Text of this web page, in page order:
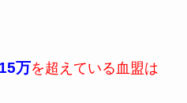
万を超えている血盟は